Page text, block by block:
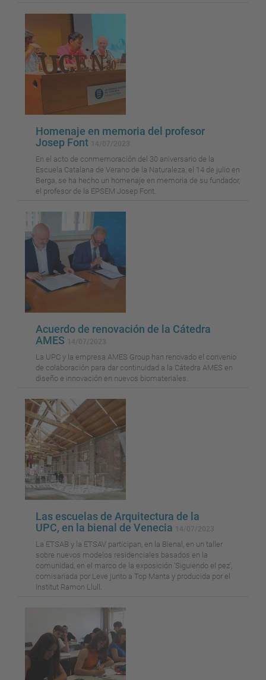
Homenaje en memoria del profesor
Josep Font
En el acto de conmemoración del 30 aniversario de la
Escuela Catalana de Verano de la Naturaleza, el 14 de julio en
Berga, se ha hecho un homenaje en memoria de su fundador,
el profesor de la EPSEM Josep Font.
Acuerdo de renovación de la Cátedra
AMES
La UPC y la empresa AMES Group han renovado el convenio
de colaboración para dar continuidad a la Cátedra AMES en
diseño e innovación en nuevos biomateriales.
Las escuelas de Arquitectura de la
UPC, en la bienal de Venecia
La ETSAB y la ETSAV participan, en la Bienal, en un taller
sobre nuevos modelos residenciales basados ​​en la
comunidad, en el marco de la exposición 'Siguiendo el pez',
comisariada por Leve junto a Top Manta y producida por el
Institut Ramon Llull.